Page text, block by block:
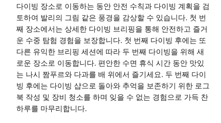
다이빙 장소로 이동하는 동안 안전 수칙과 다이빙 계획을 검
토하여 발리의 그림 같은 풍경을 감상할 수 있습니다. 첫 번
째 장소에서는 상세한 다이빙 브리핑을 통해 안전하고 즐거
운 수중 탐험 경험을 보장합니다. 첫 번째 다이빙 후에는 또
다른 유익한 브리핑 세션에 따라 두 번째 다이빙을 위해 새
로운 장소로 이동합니다. 편안한 수면 휴식 시간 동안 맛있
는 나시 짬푸르와 다과를 배 위에서 즐기세요. 두 번째 다이
빙 후에는 다이빙 샵으로 돌아와 추억을 보존하기 위한 로그
북 작성 및 장비 청소를 하며 잊을 수 없는 경험으로 가득 찬
하루를 마무리합니다.